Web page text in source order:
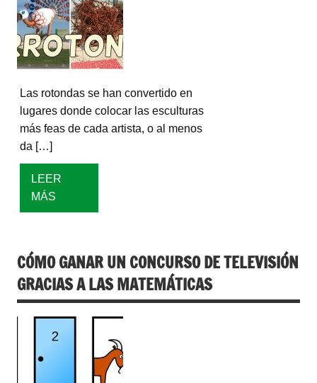
Las rotondas se han convertido en
lugares donde colocar las esculturas
más feas de cada artista, o al menos
da […]
LEER
MÁS
CÓMO GANAR UN CONCURSO DE TELEVISIÓN
GRACIAS A LAS MATEMÁTICAS